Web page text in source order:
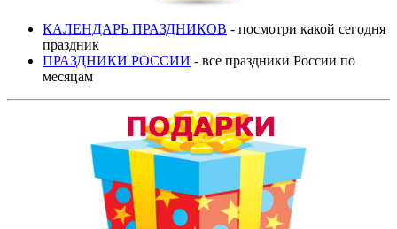
КАЛЕНДАРЬ ПРАЗДНИКОВ - посмотри какой сегодня
праздник
ПРАЗДНИКИ РОССИИ - все праздники России по
месяцам